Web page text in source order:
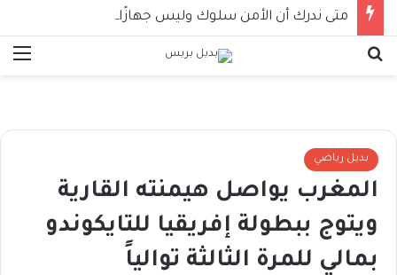
متى ندرك أن الأمن سلوك وليس جهازًا؟
بديل رياضي
المغرب يواصل هيمنته القارية
ويتوج ببطولة إفريقيا للتايكوندو
بمالي للمرة الثالثة توالياً